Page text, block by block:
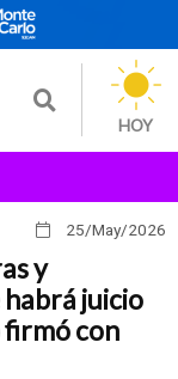
HOY
25/May/2026
y
juicio
con